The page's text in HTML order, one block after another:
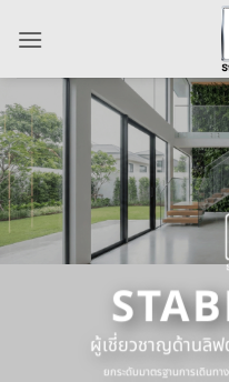
ผู้เชี่ยวชาญด้านลิฟ
ยกระดับมาตรฐานการเดินท